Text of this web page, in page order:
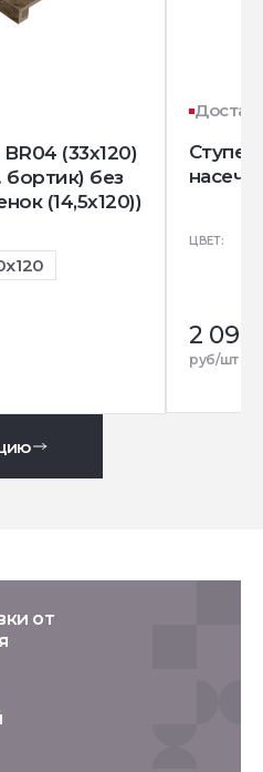
(33x120)
без
(14,5x120))
ЦВЕТ:
2 095
руб/шт
от